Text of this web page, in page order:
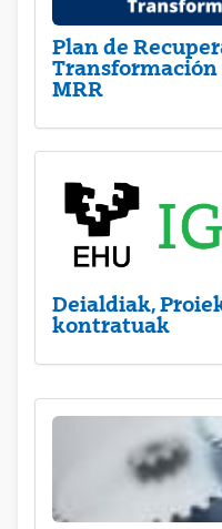
Plan de
Transformación
MRR
Deialdiak,
kontratuak